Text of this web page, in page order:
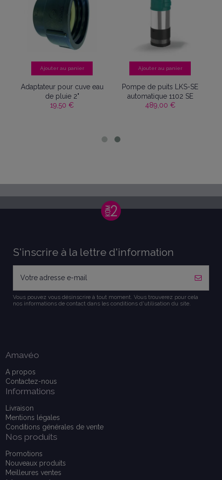
Ajouter au panier
Adaptateur pour cuve eau
de pluie 2"
19,50 €
Ajouter au panier
Pompe de puits LKS-SE
automatique 1102 SE
489,00 €
S'inscrire à la lettre d'information
Vous pouvez vous désinscrire à tout moment. Vous trouverez pour cela
nos informations de contact dans les conditions d'utilisation du site.
Amavéo
A propos
Contactez-nous
Informations
Livraison
Mentions légales
Conditions générales de vente
Nos produits
Promotions
Nouveaux produits
Meilleures ventes